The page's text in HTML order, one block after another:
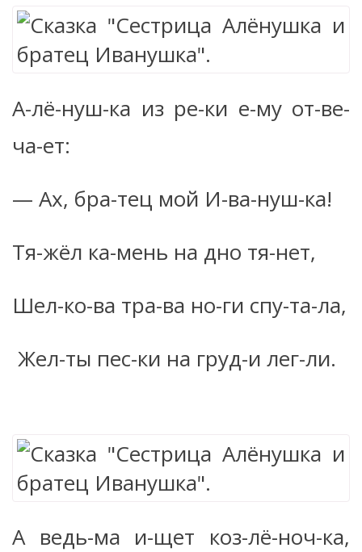
А-лё-нуш-ка из ре-ки е-му от-ве-
ча-ет:
— Ах, бра-тец мой И-ва-нуш-ка!
Тя-жёл ка-мень на дно тя-нет,
Шел-ко-ва тра-ва но-ги спу-та-ла,
Жел-ты пес-ки на груд-и лег-ли.
А ведь-ма и-щет коз-лё-ноч-ка,